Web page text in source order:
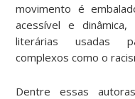
movimento é
acessível e
literárias usadas
complexos como o
Dentre essas